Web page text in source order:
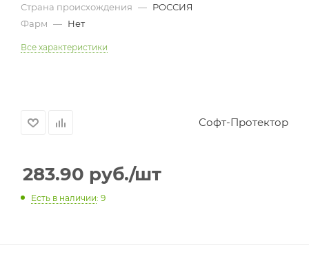
Страна происхождения — РОССИЯ
Фарм — Нет
Все характеристики
Софт-Протектор
283.90 руб./шт
Есть в наличии: 9